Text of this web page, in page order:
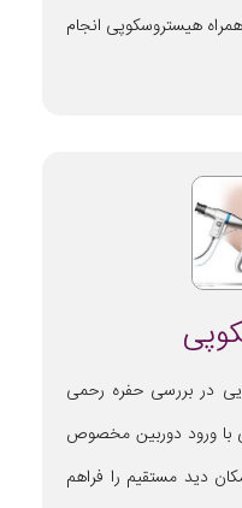
همراه هیستروسکوپی انجام
در بررسی حفره رحمی
ورود دوربین مخصوص
دید مستقیم را فراهم